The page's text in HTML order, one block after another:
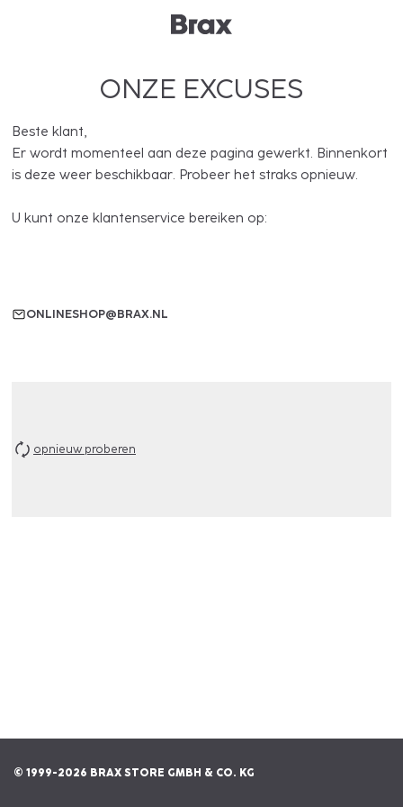
ONZE EXCUSES
Beste klant,
Er wordt momenteel aan deze pagina gewerkt. Binnenkort
is deze weer beschikbaar. Probeer het straks opnieuw.
U kunt onze klantenservice bereiken op:
ONLINESHOP@BRAX.NL
opnieuw proberen
© 1999-2026 BRAX STORE GMBH & CO. KG